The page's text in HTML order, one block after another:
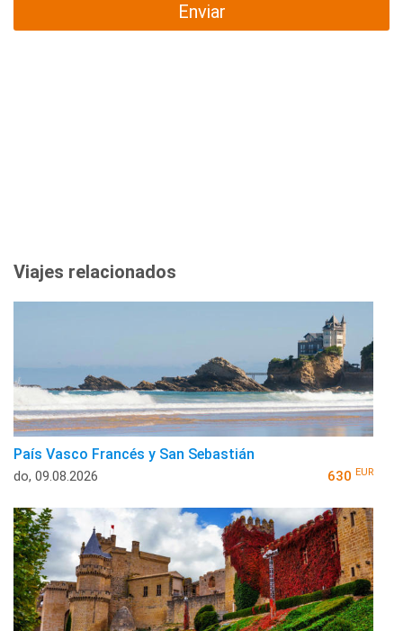
Enviar
Viajes relacionados
País Vasco Francés y San Sebastián
do, 09.08.2026 630 EUR